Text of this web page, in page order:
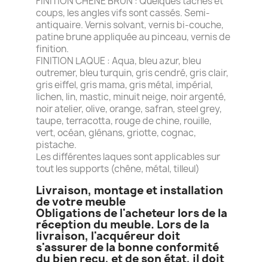
coups, les angles vifs sont cassés. Semi-
antiquaire. Vernis solvant, vernis bi-couche,
patine brune appliquée au pinceau, vernis de
finition.
FINITION LAQUE : Aqua, bleu azur, bleu
outremer, bleu turquin, gris cendré, gris clair,
gris eiffel, gris mama, gris métal, impérial,
lichen, lin, mastic, minuit neige, noir argenté,
noir atelier, olive, orange, safran, steel grey,
taupe, terracotta, rouge de chine, rouille,
vert, océan, glénans, griotte, cognac,
pistache.
Les différentes laques sont applicables sur
tout les supports (chêne, métal, tilleul)
Livraison, montage et installation
de votre meuble
Obligations de l'acheteur lors de la
réception du meuble. Lors de la
livraison, l'acquéreur doit
s'assurer de la bonne conformité
du bien reçu, et de son état, il doit